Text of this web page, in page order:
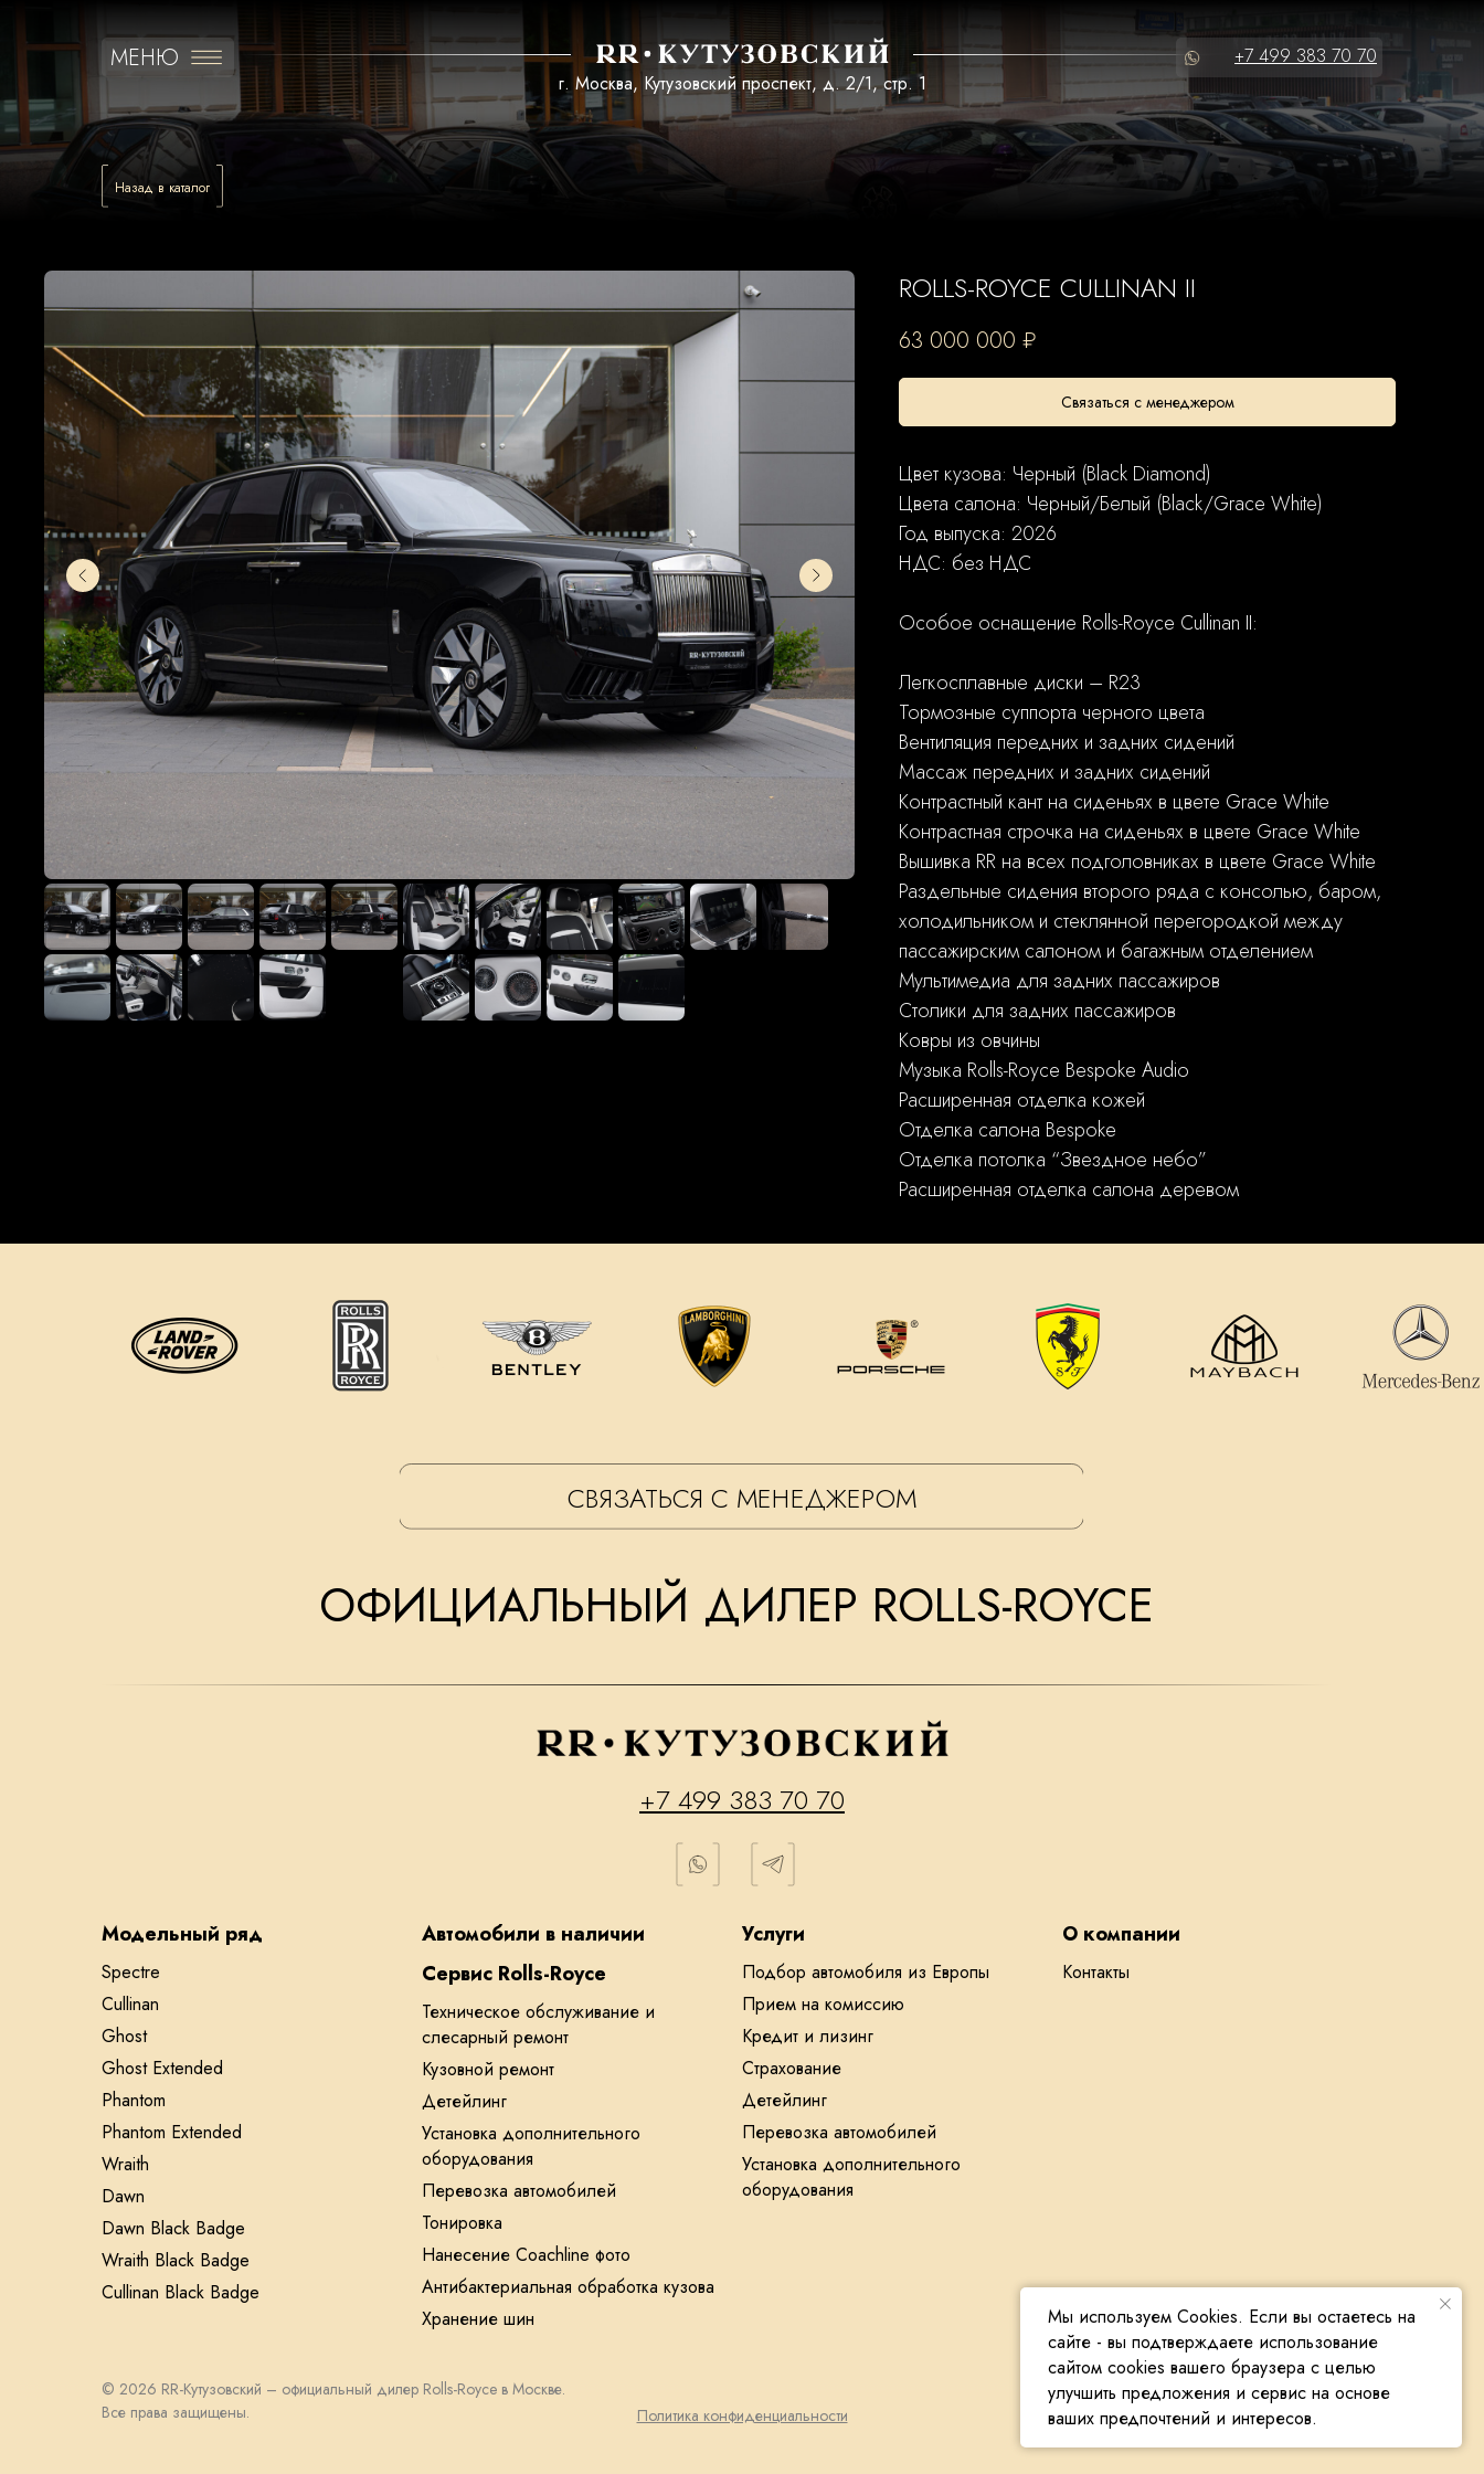
г. Москва, Кутузовский проспект, д. 2/1, стр. 1
МЕНЮ +7 499 383 70 70
Мы используем Cookies. Если вы остаетесь на
сайте - вы подтверждаете использование
сайтом cookies вашего браузера с целью
улучшить предложения и сервис на основе
ваших предпочтений и интересов.
Назад в каталог
ROLLS-ROYCE CULLINAN II
63 000 000 ₽
Связаться с менеджером
Цвет кузова: Черный (Black Diamond)
Цвета салона: Черный/Белый (Black/Grace White)
Год выпуска: 2026
НДС: без НДС
Особое оснащение Rolls-Royce Cullinan II:
Легкосплавные диски – R23
Тормозные суппорта черного цвета
Вентиляция передних и задних сидений
Массаж передних и задних сидений
Контрастный кант на сиденьях в цвете Grace White
Контрастная строчка на сиденьях в цвете Grace White
Вышивка RR на всех подголовниках в цвете Grace White
Раздельные сидения второго ряда с консолью, баром,
холодильником и стеклянной перегородкой между
пассажирским салоном и багажным отделением
Мультимедиа для задних пассажиров
Столики для задних пассажиров
Ковры из овчины
Музыка Rolls-Royce Bespoke Audio
Расширенная отделка кожей
Отделка салона Bespoke
Отделка потолка “Звездное небо”
Расширенная отделка салона деревом
СВЯЗАТЬСЯ С МЕНЕДЖЕРОМ
ОФИЦИАЛЬНЫЙ ДИЛЕР ROLLS-ROYCE
+7 499 383 70 70
© 2026 RR-Кутузовский – официальный дилер Rolls-Royce в Москве.
Все права защищены.
Политика конфиденциальности Сайт сделал Riteweb.ru
Модельный ряд
Spectre
Cullinan
Ghost
Ghost Extended
Phantom
Phantom Extended
Wraith
Dawn
Dawn Black Badge
Wraith Black Badge
Cullinan Black Badge
Автомобили в наличии
Сервис Rolls-Royce
Техническое обслуживание и
слесарный ремонт
Кузовной ремонт
Детейлинг
Установка дополнительного
оборудования
Перевозка автомобилей
Тонировка
Нанесение Coachline фото
Антибактериальная обработка кузова
Хранение шин
Услуги
Подбор автомобиля из Европы
Прием на комиссию
Кредит и лизинг
Страхование
Детейлинг
Перевозка автомобилей
Установка дополнительного
оборудования
О компании
Контакты